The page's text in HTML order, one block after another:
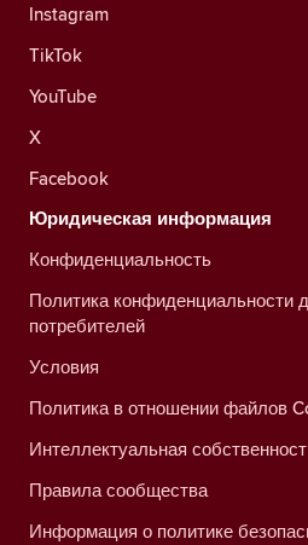
Instagram
TikTok
YouTube
X
Facebook
Юридическая информация
Конфиденциальность
Политика конфиденциальности
потребителей
Условия
Политика в отношении файлов
Интеллектуальная
Правила сообщества
Информация о политике